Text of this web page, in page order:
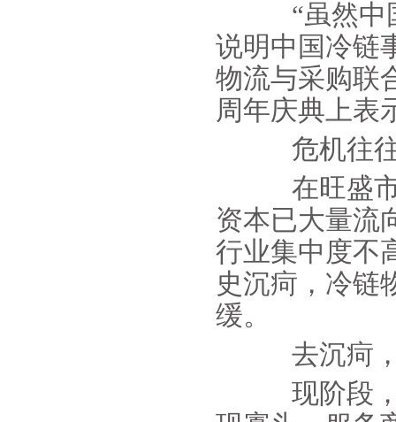
“虽然中国
说明中国冷链
物流与采购联
周年庆典上表
危机往往
在旺盛市
资本已大量流
行业集中度不
史沉疴，冷链
缓。
去沉疴，
现阶段，